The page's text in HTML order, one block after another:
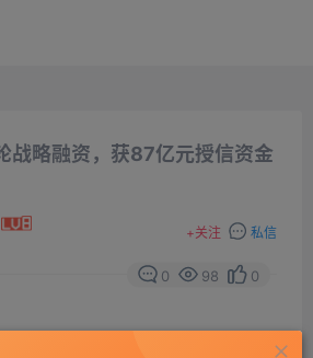
战略融资，获87亿元授信资金
+关注 私信
0 98 0